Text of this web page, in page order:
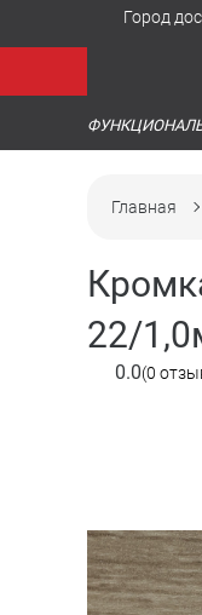
Город
Главная
22/
0.0(0